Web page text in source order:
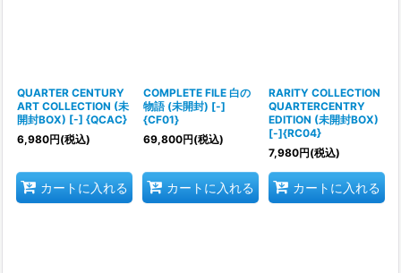
QUARTER CENTURY
ART COLLECTION (未
開封BOX) [-] {QCAC}
6,980円(税込)
カートに入れる
COMPLETE FILE 白の
物語 (未開封) [-]
{CF01}
69,800円(税込)
カートに入れる
RARITY COLLECTION
QUARTERCENTRY
EDITION (未開封BOX)
[-]{RC04}
7,980円(税込)
カートに入れる